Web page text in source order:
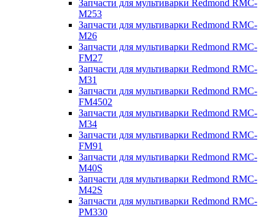
Запчасти для мультиварки Redmond RMC-
M253
Запчасти для мультиварки Redmond RMC-
M26
Запчасти для мультиварки Redmond RMC-
FM27
Запчасти для мультиварки Redmond RMC-
M31
Запчасти для мультиварки Redmond RMC-
FM4502
Запчасти для мультиварки Redmond RMC-
M34
Запчасти для мультиварки Redmond RMC-
FM91
Запчасти для мультиварки Redmond RMC-
M40S
Запчасти для мультиварки Redmond RMC-
M42S
Запчасти для мультиварки Redmond RMC-
PM330